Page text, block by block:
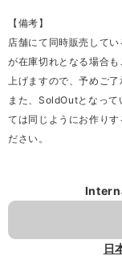
【備考】
店舗にて同時販売して
が在庫切れとなる場合
上げますので、予めご了
また、SoldOutとなって
ては同じようにお作り
ださい。
日